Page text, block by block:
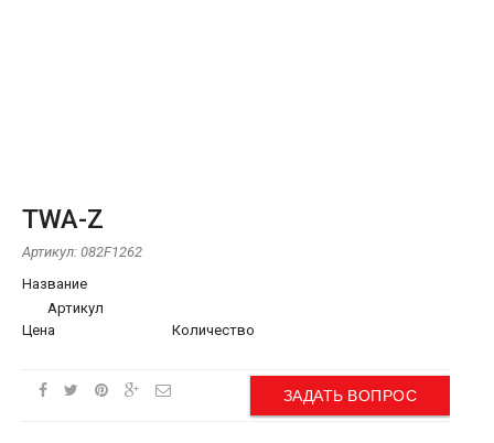
TWA-Z
Артикул: 082F1262
Название
Артикул
Цена
Количество
ЗАДАТЬ ВОПРОС